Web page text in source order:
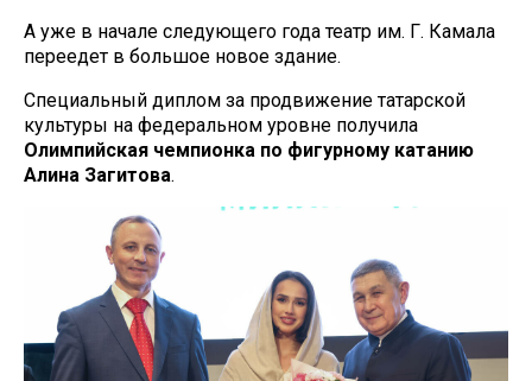
А уже в начале следующего года театр им. Г. Камала
переедет в большое новое здание.
Специальный диплом за продвижение татарской
культуры на федеральном уровне получила
Олимпийская чемпионка по фигурному катанию
Алина Загитова.